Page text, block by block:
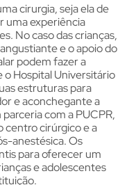
cirurgia, seja ela de
uma experiência
No caso das crianças,
e o apoio do
podem fazer a
o Hospital Universitário
estruturas para
e aconchegante a
com a PUCPR,
centro cirúrgico e a
anestésica. Os
para oferecer um
e adolescentes